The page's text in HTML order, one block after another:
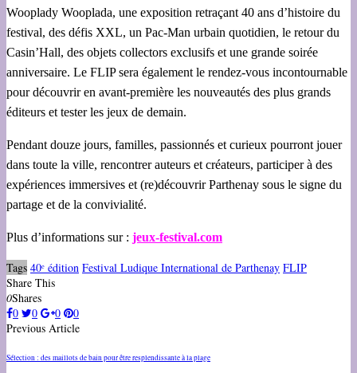
Wooplady Wooplada, une exposition retraçant 40 ans d’histoire du
festival, des défis XXL, un Pac-Man urbain quotidien, le retour du
Casin’Hall, des objets collectors exclusifs et une grande soirée
anniversaire. Le FLIP sera également le rendez-vous incontournable
pour découvrir en avant-première les nouveautés des plus grands
éditeurs et tester les jeux de demain.
Pendant douze jours, familles, passionnés et curieux pourront jouer
dans toute la ville, rencontrer auteurs et créateurs, participer à des
expériences immersives et (re)découvrir Parthenay sous le signe du
partage et de la convivialité.
Plus d’informations sur : jeux-festival.com
Tags 40ᵉ édition Festival Ludique International de Parthenay FLIP
Share This
0Shares
0
0 0
0
Previous Article
Sélection : des maillots de bain pour être resplendissante à la plage